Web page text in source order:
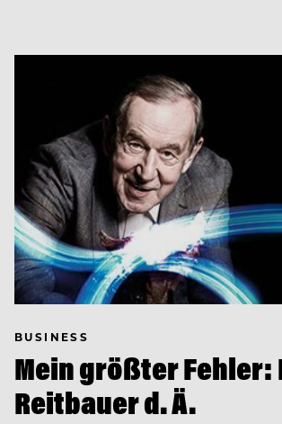
BUSINESS
Mein größter Fehler:
Reitbauer d. Ä.